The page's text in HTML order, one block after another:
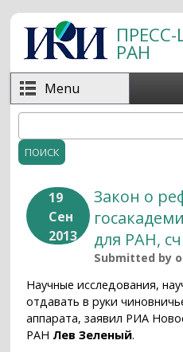
Перейти к основному
РАН
Menu
Форма поиска
19
Сен
2013
Закон о
для РАН,
Submitted by
Научные исследования,
отдавать в руки
аппарата, заявил РИА
РАН Лев Зеленый.